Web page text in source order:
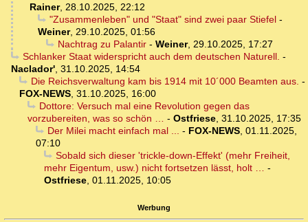
Rainer, 28.10.2025, 22:12
"Zusammenleben" und "Staat" sind zwei paar Stiefel-
Weiner, 29.10.2025, 01:56
Nachtrag zu Palantir- Weiner, 29.10.2025, 17:27
Schlanker Staat widerspricht auch dem deutschen Naturell. -
Naclador', 31.10.2025, 14:54
Die Reichsverwaltung kam bis 1914 mit 10´000 Beamten aus. -
FOX-NEWS, 31.10.2025, 16:00
Dottore: Versuch mal eine Revolution gegen das
vorzubereiten, was so schön … - Ostfriese, 31.10.2025, 17:35
Der Milei macht einfach mal ... - FOX-NEWS, 01.11.2025,
07:10
Sobald sich dieser 'trickle-down-Effekt' (mehr Freiheit,
mehr Eigentum, usw.) nicht fortsetzen lässt, holt … -
Ostfriese, 01.11.2025, 10:05
Werbung